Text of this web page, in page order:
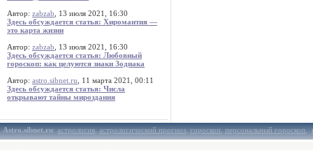
Автор: zabzab , 13 июля 2021, 16:30
Здесь обсуждается статья: Хиромантия —
это карта жизни
Автор: zabzab , 13 июля 2021, 16:30
Здесь обсуждается статья: Любовный
гороскоп: как целуются знаки Зодиака
Автор: astro.sibnet.ru , 11 марта 2021, 00:11
Здесь обсуждается статья: Числа
открывают тайны мироздания
Astro.sibnet.ru:астрология,астрологический прогноз,гороскоп,персональный гороскоп,